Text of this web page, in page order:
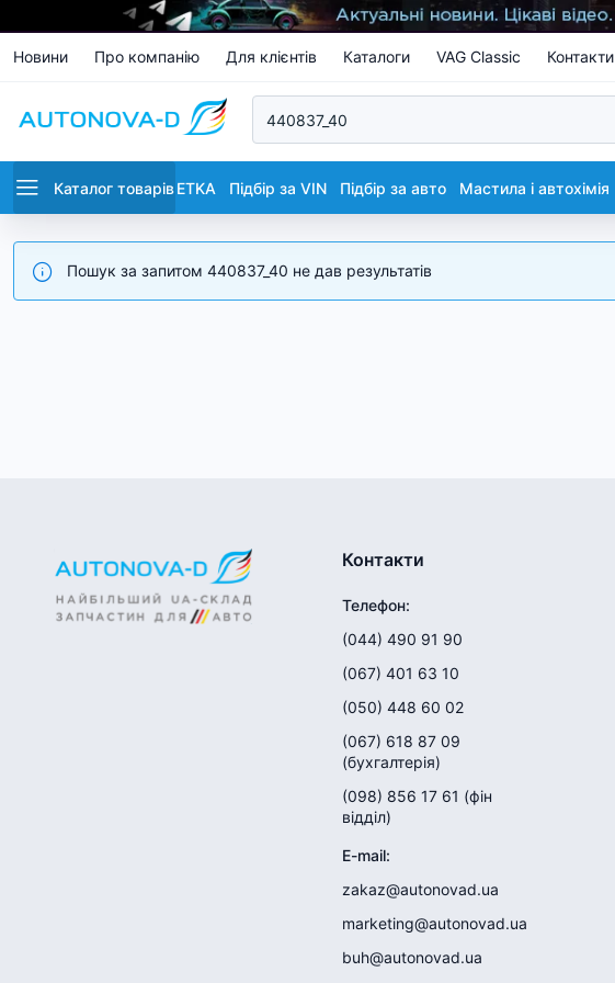
Новини Про компанію Для клієнтів Каталоги VAG Classic Контакти
Каталог товарівETKA Підбір за VIN Підбір за авто Мастила і автохімія
Пошук за запитом 440837_40 не дав результатів
Контакти
Телефон:
(044) 490 91 90
(067) 401 63 10
(050) 448 60 02
(067) 618 87 09
(бухгалтерія)
(098) 856 17 61 (фін
відділ)
E-mail:
zakaz@autonovad.ua
marketing@autonovad.ua
buh@autonovad.ua